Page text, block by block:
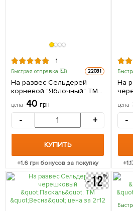
1
Быстрая отправка 22081
На развес Сельдерей
корневой "Яблочный" ТМ
"Весна" цена за 2г
цена 40 грн
- +
КУПИТЬ
+1.6 грн бонусов за покупку
На
цена
-
+